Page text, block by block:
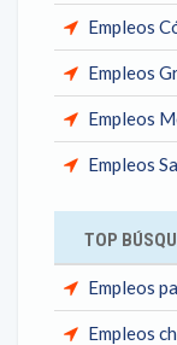
Empleos
Empleos
Empleos
Empleos
TOP
Empleos
Empleos